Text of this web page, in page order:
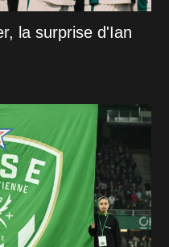
la surprise d'Ian